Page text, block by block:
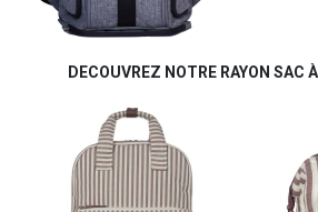
DECOUVREZ NOTRE RAYON SAC